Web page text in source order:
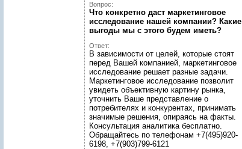
Вопрос:
Что конкретно даст маркетинговое
исследование нашей компании? Какие
выгоды мы c этого будем иметь?
Ответ:
В зависимости от целей, которые стоят
перед Вашей компанией, маркетинговое
исследование решает разные задачи.
Маркетинговое исследование позволит
увидеть объективную картину рынка,
уточнить Ваше представление о
потребителях и конкурентах, принимать
значимые решения, опираясь на факты.
Консультация аналитика бесплатно.
Обращайтесь по телефонам +7(495)920-
6198, +7(903)799-6121